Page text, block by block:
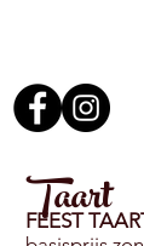
Taart
FEEST